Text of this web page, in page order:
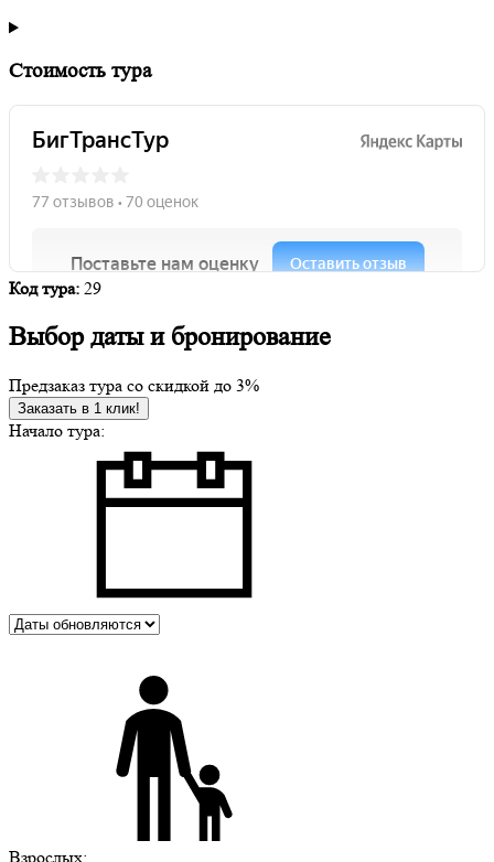
Стоимость тура
Код тура: 29
Выбор даты и бронирование
Предзаказ тура со скидкой до 3%
Заказать в 1 клик!
Начало тура:
Взрослых: